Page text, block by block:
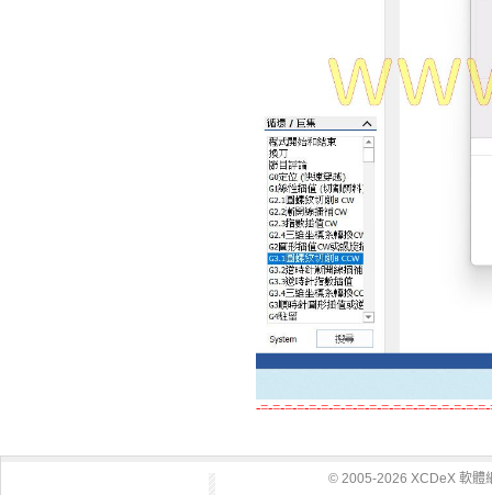
-=-=-=-=-=-=-=-=-=-=-=-=-=-=-=-=-=-=-
© 2005-2026 XCDeX 軟體